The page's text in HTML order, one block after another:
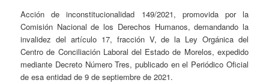
Acción de inconstitucionalidad 149/2021, promovida por la
Comisión Nacional de los Derechos Humanos, demandando la
invalidez del artículo 17, fracción V, de la Ley Orgánica del
Centro de Conciliación Laboral del Estado de Morelos, expedido
mediante Decreto Número Tres, publicado en el Periódico Oficial
de esa entidad de 9 de septiembre de 2021.